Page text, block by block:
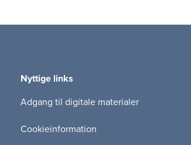
Nyttige links
Adgang til digitale materialer
Cookieinformation